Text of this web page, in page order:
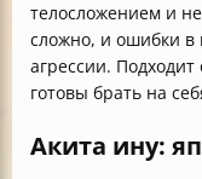
телосложением и
сложно, и ошибки в
агрессии.
готовы брать на
Акита ину: